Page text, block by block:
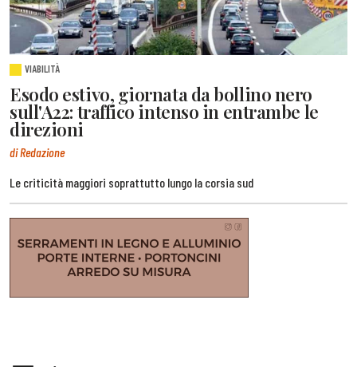
VIABILITÀ
Esodo estivo, giornata da bollino nero
sull'A22: traffico intenso in entrambe le
direzioni
di Redazione
Le criticità maggiori soprattutto lungo la corsia sud